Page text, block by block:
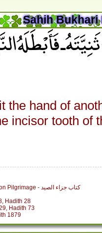
Sahih Bukhari
ـ فَأَبْطَلَهُ
the hand of
incisor tooth of
Book: Penalty of Hunting while on Pilgrimage - كتاب جزاء الصيد
Hadith 28
Hadith 73
1879